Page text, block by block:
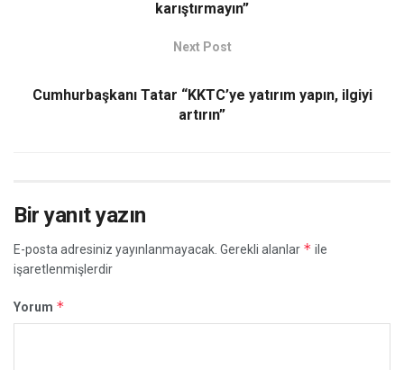
karıştırmayın”
Next Post
Cumhurbaşkanı Tatar “KKTC’ye yatırım yapın, ilgiyi
artırın”
Bir yanıt yazın
E-posta adresiniz yayınlanmayacak. Gerekli alanlar * ile
işaretlenmişlerdir
Yorum *